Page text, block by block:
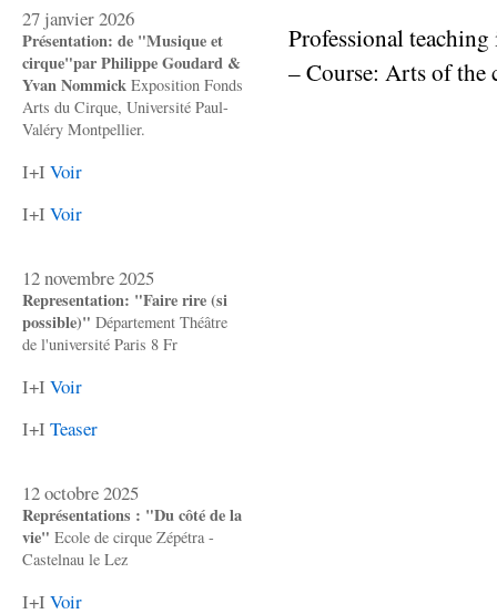
27 janvier 2026
Présentation: de "Musique et
cirque"par Philippe Goudard &
Yvan Nommick Exposition Fonds
Arts du Cirque, Université Paul-
Valéry Montpellier.
I+I Voir
I+I Voir
12 novembre 2025
Representation: "Faire rire (si
possible)" Département Théâtre
de l'université Paris 8 Fr
I+I Voir
I+I Teaser
12 octobre 2025
Représentations : "Du côté de la
vie" Ecole de cirque Zépétra -
Castelnau le Lez
I+I Voir
Professional
– Course: Arts of